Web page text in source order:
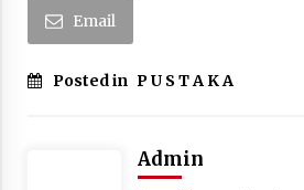
Email
Posted in P U S T A K A
Admin